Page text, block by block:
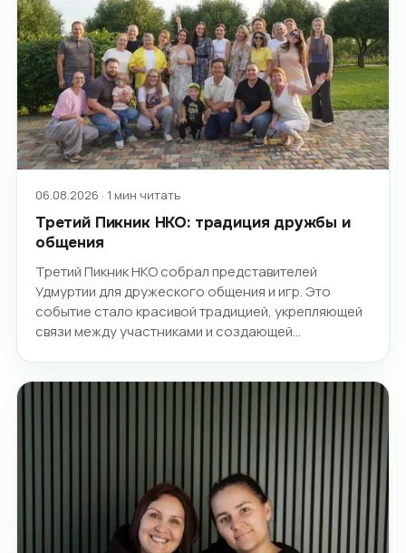
06.08.2026 · 1 мин читать
Третий Пикник НКО: традиция дружбы и
общения
Третий Пикник НКО собрал представителей
Удмуртии для дружеского общения и игр. Это
событие стало красивой традицией, укрепляющей
связи между участниками и создающей…